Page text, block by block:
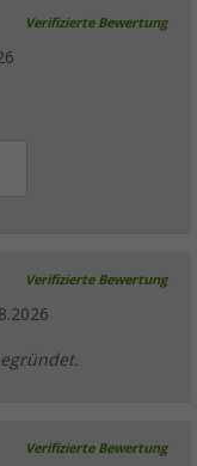
Verifizierte Bewertung
Verifizierte Bewertung
Verifizierte Bewertung